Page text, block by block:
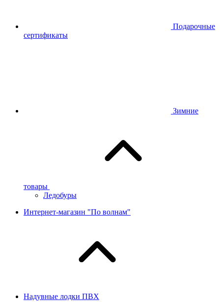
Подарочные
сертификаты
Зимние
товары
Ледобуры
Интернет-магазин "По волнам"
Надувные лодки ПВХ